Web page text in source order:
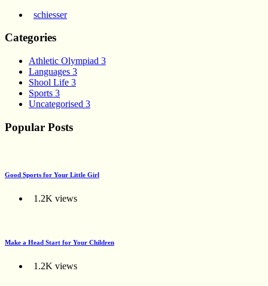
schiesser
Categories
Athletic Olympiad 3
Languages 3
Shool Life 3
Sports 3
Uncategorised 3
Popular Posts
Good Sports for Your Little Girl
1.2K views
Make a Head Start for Your Children
1.2K views